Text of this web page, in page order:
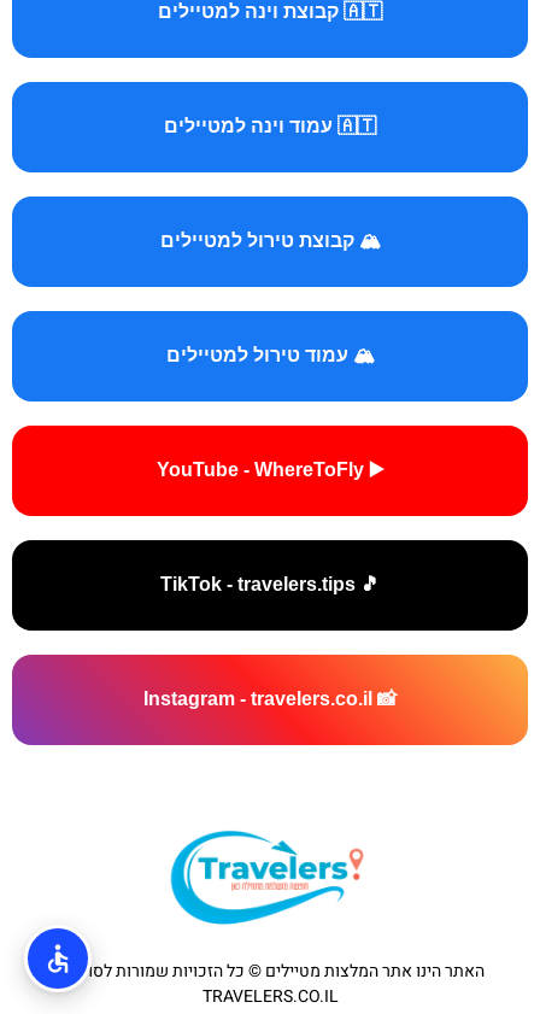
🇦🇹 קבוצת וינה למטיילים
🇦🇹 עמוד וינה למטיילים
🏔️ קבוצת טירול למטיילים
🏔️ עמוד טירול למטיילים
▶️ YouTube - WhereToFly
🎵 TikTok - travelers.tips
📸 Instagram - travelers.co.il
האתר הינו אתר המלצות מטיילים © כל הזכויות שמורות לסוכנות
TRAVELERS.CO.IL